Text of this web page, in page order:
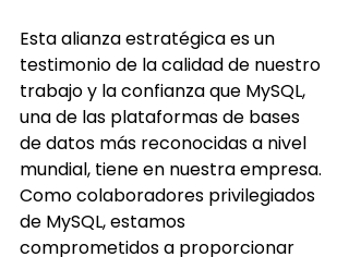
Esta alianza estratégica es un
testimonio de la calidad de nuestro
trabajo y la confianza que MySQL,
una de las plataformas de bases
de datos más reconocidas a nivel
mundial, tiene en nuestra empresa.
Como colaboradores privilegiados
de MySQL, estamos
comprometidos a proporcionar